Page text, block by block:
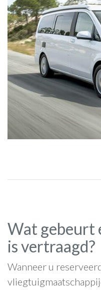
Wat gebeurt
is vertraagd?
Wanneer u